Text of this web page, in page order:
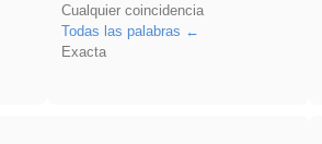
Cualquier coincidencia
Todas las palabras
Exacta